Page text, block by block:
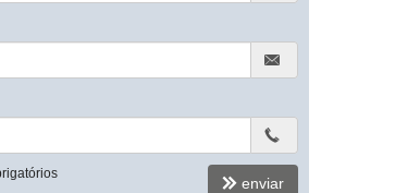
enviar